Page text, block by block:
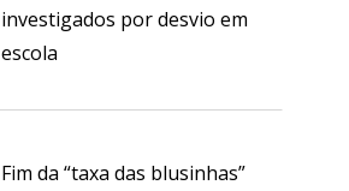
investigados por desvio em
escola
Fim da “taxa das blusinhas”